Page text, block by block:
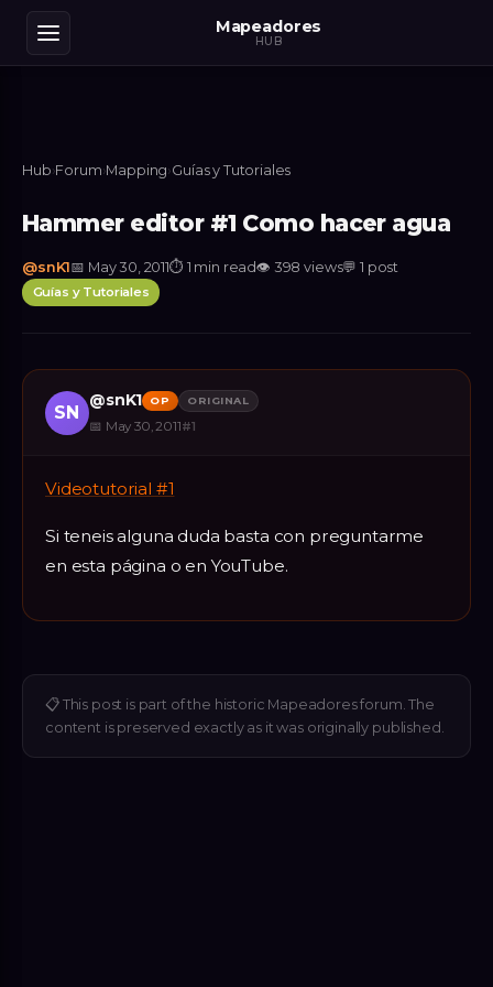
Mapeadores
HUB
Hub›Forum›Mapping›Guías y Tutoriales
Hammer editor #1 Como hacer agua
@snK1📅 May 30, 2011⏱ 1 min read👁 398 views💬1 post
Guías y Tutoriales
SN
@snK1 OP ORIGINAL
📅 May 30, 2011#1
Videotutorial #1
Si teneis alguna duda basta con preguntarme
en esta página o en YouTube.
📋 This post is part of the historic Mapeadores forum. The
content is preserved exactly as it was originally published.